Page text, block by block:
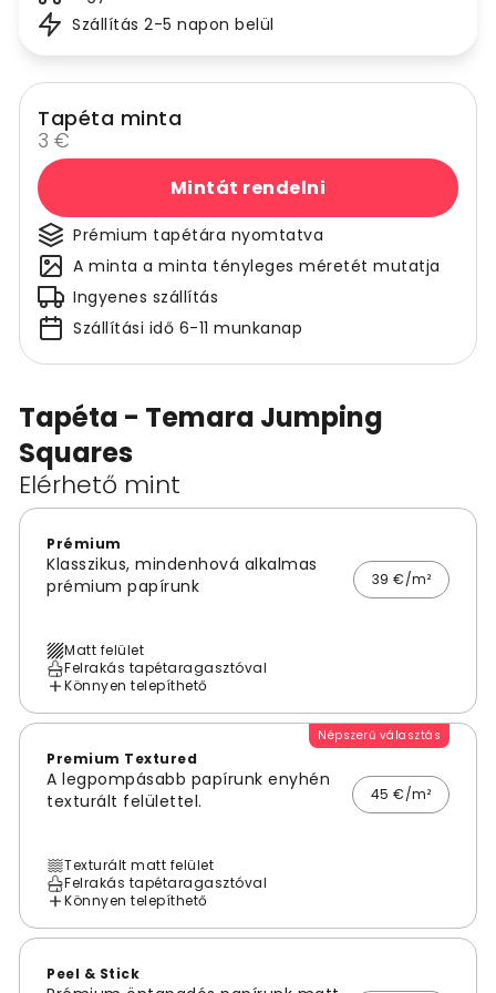
Tapéta - Temara Jumping
Squares
Elérhető mint
Prémium
Klasszikus, mindenhová alkalmas
prémium papírunk
39 €/m²
Matt felület
Felrakás tapétaragasztóval
Könnyen telepíthető
Népszerű választás
Premium Textured
A legpompásabb papírunk enyhén
texturált felülettel.
45 €/m²
Texturált matt felület
Felrakás tapétaragasztóval
Könnyen telepíthető
Peel & Stick
Szállítás 2-5 napon belül
Tapéta minta
3 €
Mintát rendelni
Prémium tapétára nyomtatva
A minta a minta tényleges méretét mutatja
Ingyenes szállítás
Szállítási idő 6-11 munkanap